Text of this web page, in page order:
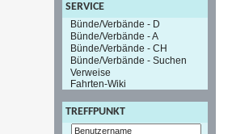
SERVICE
Bünde/Verbände - D
Bünde/Verbände - A
Bünde/Verbände - CH
Bünde/Verbände - Suchen
Verweise
Fahrten-Wiki
TREFFPUNKT